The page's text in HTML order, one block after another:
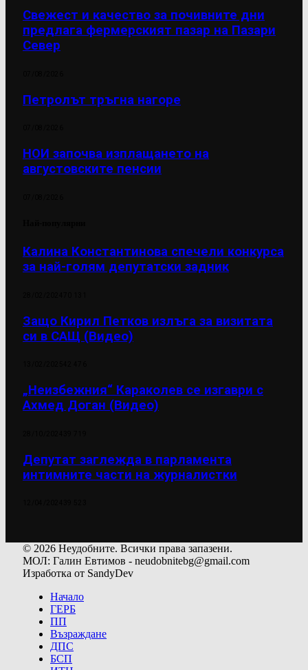
Свежест и качество за почивните дни
предлага фермерският пазар на Пазари
Север
Петролът тръгна нагоре
НОИ започва изплащането на
августовските пенсии
Калина Константинова спечели конкурса
за най-голям депутатски задник
Защо Кирил Петков излъга за визитата
си в САЩ (Видео)
„Неизбежния“ Караколев се изгаври с
Ахмед Доган (Видео)
Депутат заглежда в парламента
интимните части на журналистки
© 2026 Неудобните. Всички права запазени.
МОЛ: Галин Евтимов - neudobnitebg@gmail.com
Изработка от SandyDev
Начало
ГЕРБ
ПП
Възраждане
ДПС
БСП